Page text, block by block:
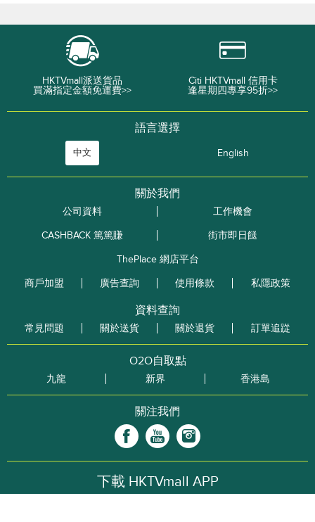
HKTVmall派送貨品
買滿指定金額免運費>>
Citi HKTVmall 信用卡
逢星期四專享95折>>
語言選擇
中文 English
關於我們
公司資料
工作機會
CASHBACK 篤篤賺
街市即日餸
ThePlace 網店平台
商戶加盟
廣告查詢 使用條款 私隱政策
資料查詢
常見問題 關於送貨 關於退貨 訂單追踨
O2O自取點
九龍 新界 香港島
關注我們
下載 HKTVmall APP